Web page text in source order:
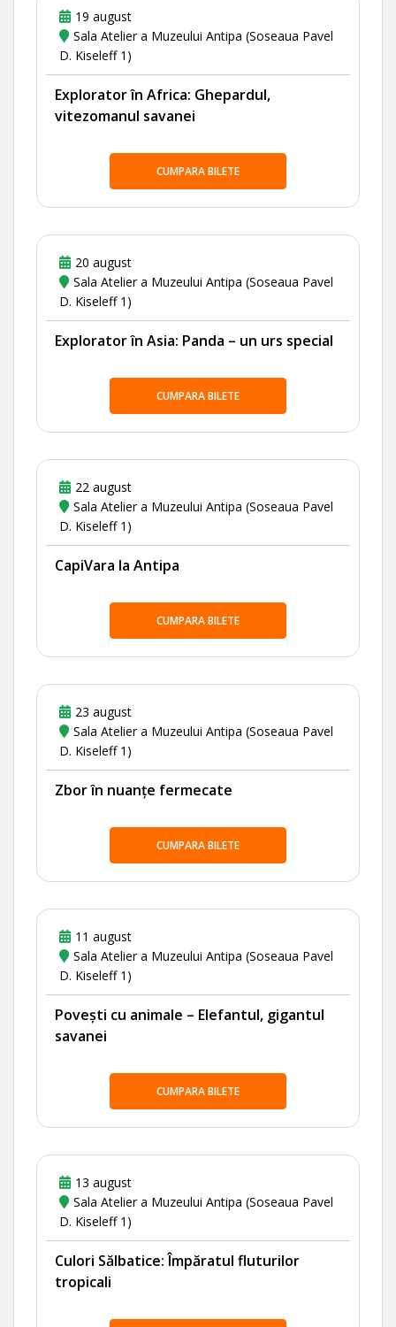
19 august
Sala Atelier a Muzeului Antipa (Soseaua Pavel
D. Kiseleff 1)
Explorator în Africa: Ghepardul,
vitezomanul savanei
CUMPARA BILETE
20 august
Sala Atelier a Muzeului Antipa (Soseaua Pavel
D. Kiseleff 1)
Explorator în Asia: Panda – un urs special
CUMPARA BILETE
22 august
Sala Atelier a Muzeului Antipa (Soseaua Pavel
D. Kiseleff 1)
CapiVara la Antipa
CUMPARA BILETE
23 august
Sala Atelier a Muzeului Antipa (Soseaua Pavel
D. Kiseleff 1)
Zbor în nuanțe fermecate
CUMPARA BILETE
11 august
Sala Atelier a Muzeului Antipa (Soseaua Pavel
D. Kiseleff 1)
Povești cu animale – Elefantul, gigantul
savanei
CUMPARA BILETE
13 august
Sala Atelier a Muzeului Antipa (Soseaua Pavel
D. Kiseleff 1)
Culori Sălbatice: Împăratul fluturilor
tropicali